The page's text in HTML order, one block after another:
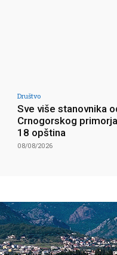
Društvo
Sve više stanovnika
Crnogorskog
18 opština
08/08/2026